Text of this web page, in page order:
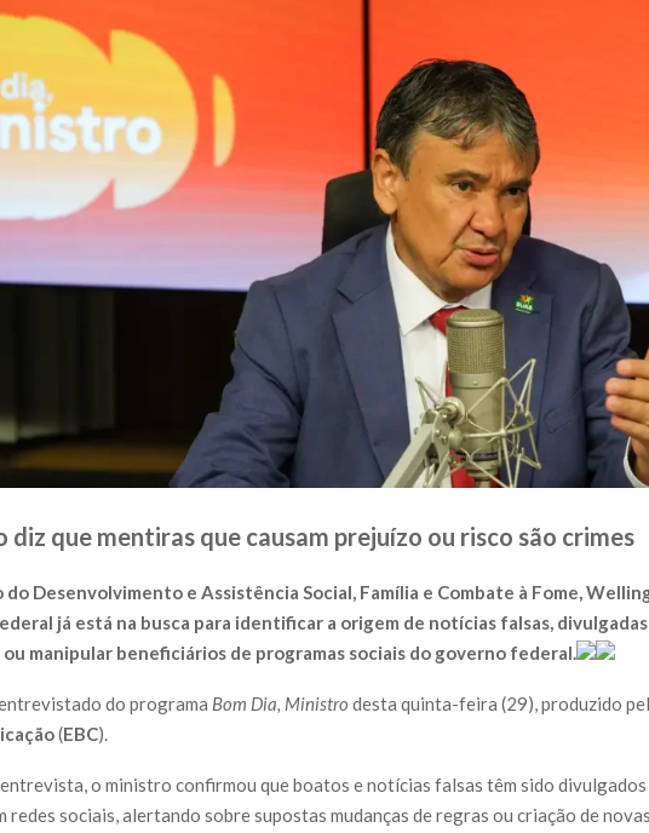
diz que mentiras que causam prejuízo ou risco são crimes
do Desenvolvimento e Assistência Social, Família e Combate à Fome,
já está na busca para identificar a origem de notícias falsas,
manipular beneficiários de programas sociais do governo federal.
do programa Bom Dia, Ministro desta quinta-feira (29), produzido
(EBC).
o ministro confirmou que boatos e notícias falsas têm sido divulgados
redes sociais, alertando sobre supostas mudanças de regras ou criação de